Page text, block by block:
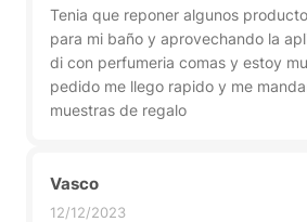
Tenia que reponer algunos
para mi baño y aprovechando la
di con perfumeria comas y estoy
pedido me llego rapido y me
muestras de regalo
Vasco
12/12/2023